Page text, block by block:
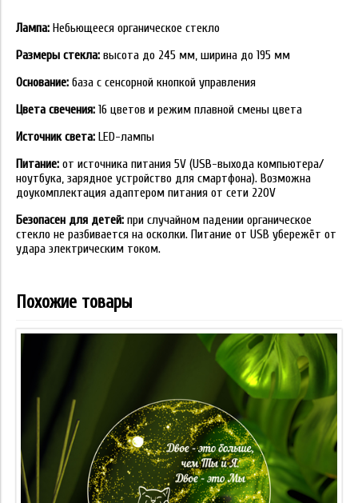
Лампа: Небьющееся органическое стекло
Размеры стекла: высота до 245 мм, ширина до 195 мм
Основание: база с сенсорной кнопкой управления
Цвета свечения: 16 цветов и режим плавной смены цвета
Источник света: LED-лампы
Питание: от источника питания 5V (USB-выхода компьютера/
ноутбука, зарядное устройство для смартфона). Возможна
доукомплектация адаптером питания от сети 220V
Безопасен для детей: при случайном падении органическое
стекло не разбивается на осколки. Питание от USB убережёт от
удара электрическим током.
Похожие товары